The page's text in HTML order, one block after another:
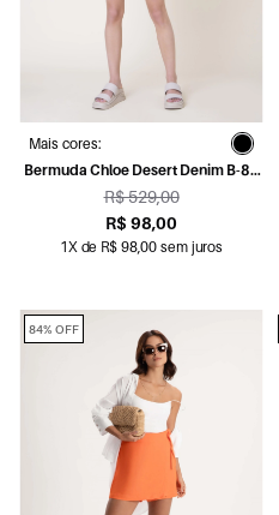
Mais cores:
Bermuda Chloe Desert Denim B-87
Lav.Desgarregado
R$ 529,00
R$ 98,00
1X de R$ 98,00 sem juros
84% OFF